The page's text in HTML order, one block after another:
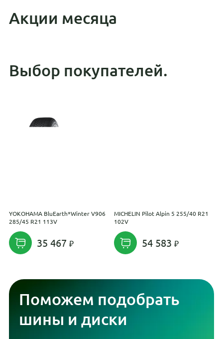
Акции месяца
Выбор покупателей.
YOKOHAMA BluEarth*Winter V906
285/45 R21 113V
35 467
MICHELIN Pilot Alpin 5 255/40 R21
102V
54 583
Поможем подобрать
шины и диски